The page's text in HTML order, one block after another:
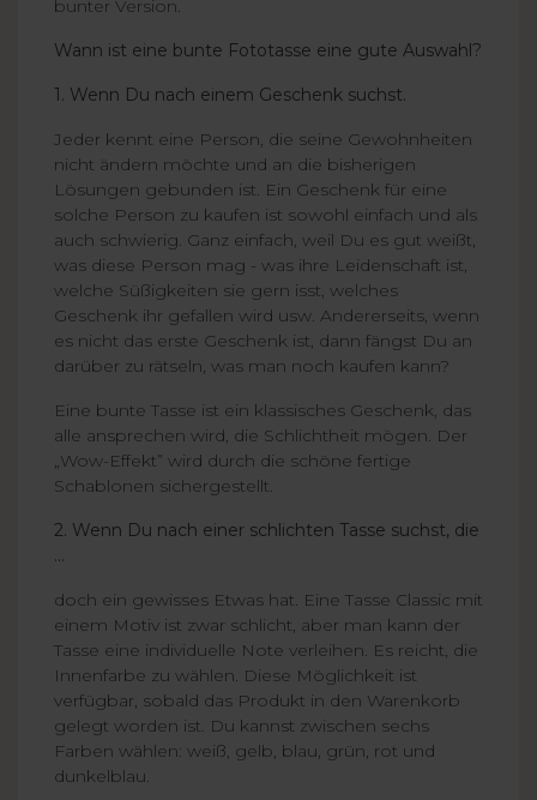
bunter Version.
Wann ist eine bunte Fototasse eine gute Auswahl?
1. Wenn Du nach einem Geschenk suchst.
Jeder kennt eine Person, die seine Gewohnheiten
nicht ändern möchte und an die bisherigen
Lösungen gebunden ist. Ein Geschenk für eine
solche Person zu kaufen ist sowohl einfach und als
auch schwierig. Ganz einfach, weil Du es gut weißt,
was diese Person mag - was ihre Leidenschaft ist,
welche Süßigkeiten sie gern isst, welches
Geschenk ihr gefallen wird usw. Andererseits, wenn
es nicht das erste Geschenk ist, dann fängst Du an
darüber zu rätseln, was man noch kaufen kann?
Eine bunte Tasse ist ein klassisches Geschenk, das
alle ansprechen wird, die Schlichtheit mögen. Der
„Wow-Effekt” wird durch die schöne fertige
Schablonen sichergestellt.
2. Wenn Du nach einer schlichten Tasse suchst, die
...
doch ein gewisses Etwas hat. Eine Tasse Classic mit
einem Motiv ist zwar schlicht, aber man kann der
Tasse eine individuelle Note verleihen. Es reicht, die
Innenfarbe zu wählen. Diese Möglichkeit ist
verfügbar, sobald das Produkt in den Warenkorb
gelegt worden ist. Du kannst zwischen sechs
Farben wählen: weiß, gelb, blau, grün, rot und
dunkelblau.